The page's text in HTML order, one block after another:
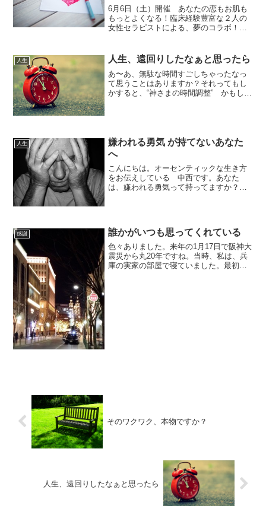
待 特典付き＞
6月6日（土）開催 あなたの恋もお肌も
もっとよくなる！臨床経験豊富な２人の
女性セラピストによる、夢のコラボ！
ご同伴者無料ご招待 特典付き＞【講座内
容】♡１２：３０～ ...
人生 人生、遠回りしたなぁと思ったら
あ〜あ、無駄な時間すごしちゃったなっ
て思うことはありますか？それってもし
かすると、“神さまの時間調整” かもしれ
人生
嫌われる勇気 が持てないあなた
へ
こんにちは。オーセンティックな生き方
をお伝えしている 中西です。あなた
は、嫌われる勇気って持ってますか？や
感謝 誰かがいつも思ってくれている
色々ありました。来年の1月17日で阪神大
震災から丸20年ですね。当時、私は、兵
庫の実家の部屋で寝ていました。最初の
そのワクワク、本物ですか？
人生、遠回りしたなぁと思ったら